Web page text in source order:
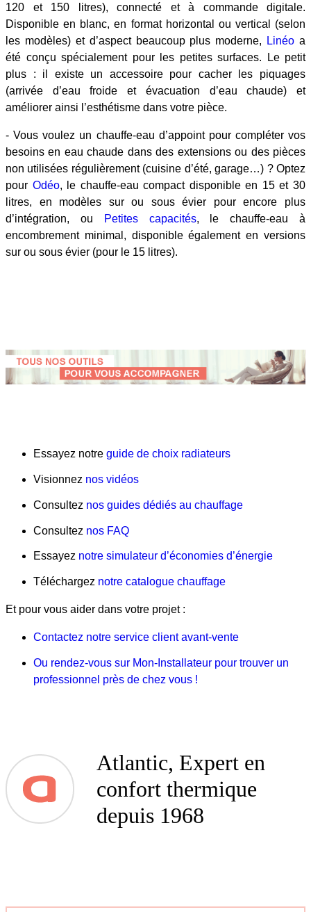
120 et 150 litres), connecté et à commande digitale.
Disponible en blanc, en format horizontal ou vertical (selon
les modèles) et d’aspect beaucoup plus moderne,
Linéo a
été conçu spécialement pour les petites surfaces. Le petit
plus : il existe un accessoire pour cacher les piquages
(arrivée d’eau froide et évacuation d’eau chaude) et
améliorer ainsi l’esthétisme dans votre pièce.
- Vous voulez un chauffe-eau d’appoint pour compléter vos
besoins en eau chaude dans des extensions ou des pièces
non utilisées régulièrement (cuisine d’été, garage…) ? Optez
pour Odéo, le chauffe-eau compact disponible en 15 et 30
litres, en modèles sur ou sous évier pour encore plus
d’intégration, ou
Petites capacités, le chauffe-eau à
encombrement minimal, disponible également en versions
sur ou sous évier (pour le 15 litres).
Essayez notre guide de choix radiateurs
Visionnez nos vidéos
Consultez nos guides dédiés au chauffage
Consultez nos FAQ
Essayez notre simulateur d’économies d’énergie
Téléchargez notre catalogue chauffage
Et pour vous aider dans votre projet :
Contactez notre service client avant-vente
Ou rendez-vous sur Mon-Installateur pour trouver un
professionnel près de chez vous !
Atlantic, Expert en
confort thermique
depuis 1968